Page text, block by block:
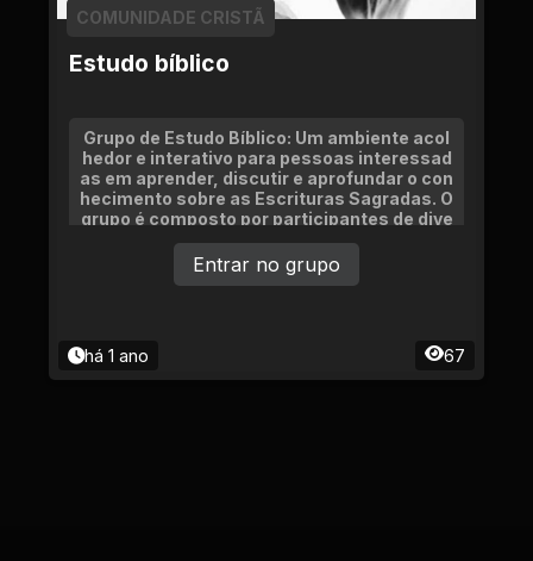
Estudo bíblico
COMUNIDADE CRISTÃ
Grupo de Estudo Bíblico: Um ambiente acol
hedor e interativo para pessoas interessad
as em aprender, discutir e aprofundar o con
hecimento sobre as Escrituras Sagradas. O
grupo é composto por participantes de dive
rsas idades e experiências.
há 1 ano 67
Entrar no grupo